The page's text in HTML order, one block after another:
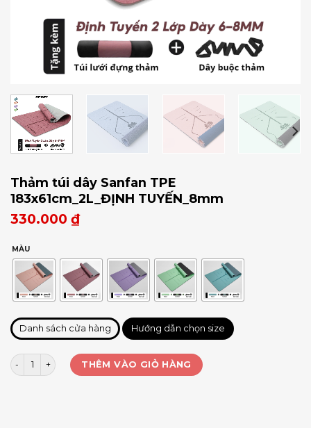
Thảm túi dây Sanfan TPE
183x61cm_2L_ĐỊNH TUYẾN_8mm
330.000 ₫
MÀU
Danh sách cửa hàng Hướng dẫn chọn size
Thảm túi dây Sanfan TPE 183x61cm_2L_ĐỊNH TUYẾN_8mm số lượng
THÊM VÀO GIỎ HÀNG